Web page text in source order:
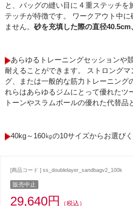
と、バッグの縫い目に 4 重ステッチを
テッチが特徴です。 ワークアウト中
ません。 砂を充填した際の直径40.5cm
あらゆるトレーニングセッションや
耐えることができます。 ストロング
グ、または一般的な筋力トレーニング
れらはあらゆるジムにとって優れたツ
トーンやスラムボールの優れた代替品
40kg～160㎏の10サイズからお選びく
[商品コード ] ss_doublelayer_sandbagv2_100k
販売中止
29,640円 （税込）